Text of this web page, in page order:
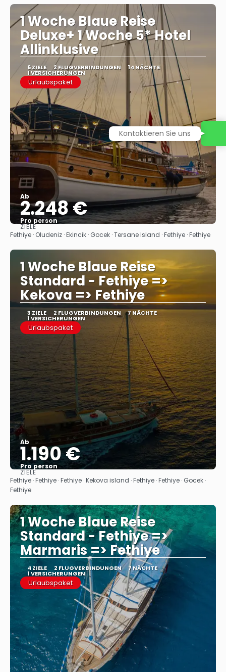
1 Woche Blaue Reise
Deluxe+ 1 Woche 5* Hotel
Allinklusive
6 ZIELE 2 FLUGVERBINDUNGEN 14 NÄCHTE
1 VERSICHERUNGEN
Urlaubspaket
Ab
2.248 €
Pro person
Sehen
ZIELE
Fethiye · Oludeniz · Ekincik · Gocek · Tersane Island · Fethiye · Fethiye
1 Woche Blaue Reise
Standard - Fethiye =>
Kekova => Fethiye
3 ZIELE 2 FLUGVERBINDUNGEN 7 NÄCHTE
1 VERSICHERUNGEN
Urlaubspaket
Ab
1.190 €
Pro person
Sehen
ZIELE
Fethiye · Fethiye · Fethiye · Kekova island · Fethiye · Fethiye · Gocek ·
Fethiye
1 Woche Blaue Reise
Standard - Fethiye =>
Marmaris => Fethiye
4 ZIELE 2 FLUGVERBINDUNGEN 7 NÄCHTE
1 VERSICHERUNGEN
Urlaubspaket
Kontaktieren Sie uns